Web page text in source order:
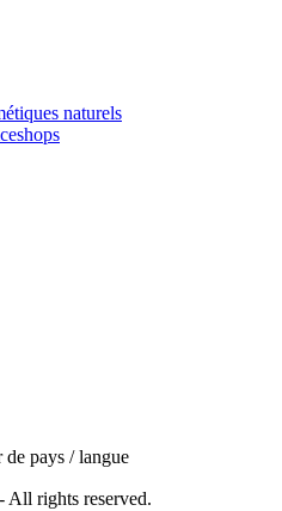
naturels
de pays / langue
- All rights reserved.